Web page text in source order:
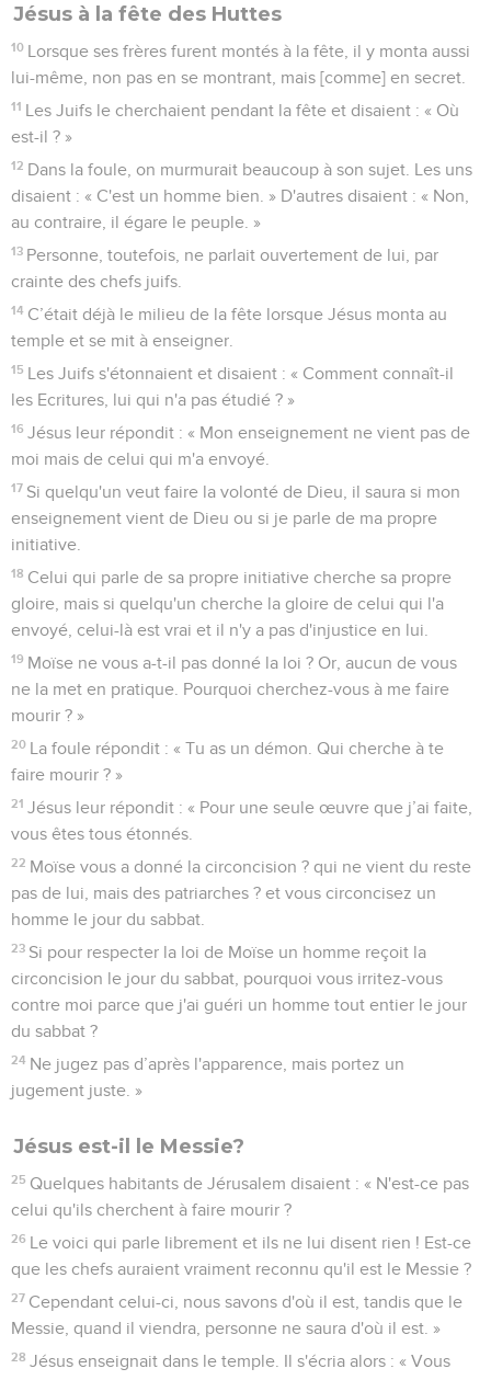
Jésus à la fête des Huttes
10 Lorsque ses frères furent montés à la fête, il y monta aussi
lui-même, non pas en se montrant, mais [comme] en secret.
11 Les Juifs le cherchaient pendant la fête et disaient : « Où
est-il ? »
12 Dans la foule, on murmurait beaucoup à son sujet. Les uns
disaient : « C'est un homme bien. » D'autres disaient : « Non,
au contraire, il égare le peuple. »
13 Personne, toutefois, ne parlait ouvertement de lui, par
crainte des chefs juifs.
14 C’était déjà le milieu de la fête lorsque Jésus monta au
temple et se mit à enseigner.
15 Les Juifs s'étonnaient et disaient : « Comment connaît-il
les Ecritures, lui qui n'a pas étudié ? »
16 Jésus leur répondit : « Mon enseignement ne vient pas de
moi mais de celui qui m'a envoyé.
17 Si quelqu'un veut faire la volonté de Dieu, il saura si mon
enseignement vient de Dieu ou si je parle de ma propre
initiative.
18 Celui qui parle de sa propre initiative cherche sa propre
gloire, mais si quelqu'un cherche la gloire de celui qui l'a
envoyé, celui-là est vrai et il n'y a pas d'injustice en lui.
19 Moïse ne vous a-t-il pas donné la loi ? Or, aucun de vous
ne la met en pratique. Pourquoi cherchez-vous à me faire
mourir ? »
20 La foule répondit : « Tu as un démon. Qui cherche à te
faire mourir ? »
21 Jésus leur répondit : « Pour une seule œuvre que j’ai faite,
vous êtes tous étonnés.
22 Moïse vous a donné la circoncision ? qui ne vient du reste
pas de lui, mais des patriarches ? et vous circoncisez un
homme le jour du sabbat.
23 Si pour respecter la loi de Moïse un homme reçoit la
circoncision le jour du sabbat, pourquoi vous irritez-vous
contre moi parce que j'ai guéri un homme tout entier le jour
du sabbat ?
24 Ne jugez pas d’après l'apparence, mais portez un
jugement juste. »
Jésus est-il le Messie?
25 Quelques habitants de Jérusalem disaient : « N'est-ce pas
celui qu'ils cherchent à faire mourir ?
26 Le voici qui parle librement et ils ne lui disent rien ! Est-ce
que les chefs auraient vraiment reconnu qu'il est le Messie ?
27 Cependant celui-ci, nous savons d'où il est, tandis que le
Messie, quand il viendra, personne ne saura d'où il est. »
28 Jésus enseignait dans le temple. Il s'écria alors : « Vous